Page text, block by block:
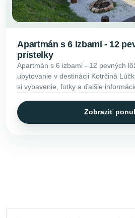
Apartmán s 6 izbami - 12
prístelky
Apartmán s 6 izbami - 12 pevných
ubytovanie v destinácii Kotrčiná
si vybavenie, fotky a ďalšie
Zobraziť